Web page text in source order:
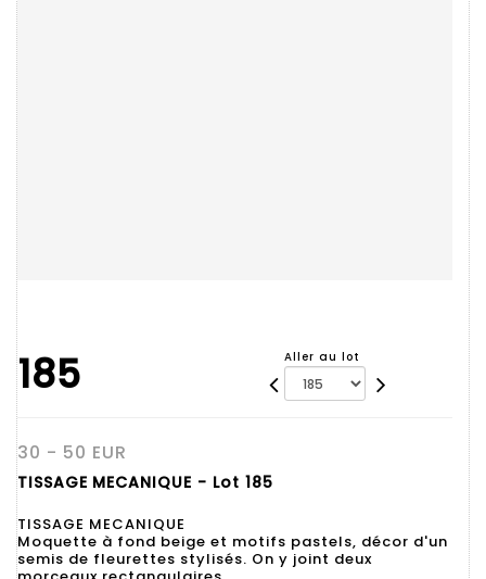
185 Aller au lot
30 - 50 EUR
TISSAGE MECANIQUE - Lot 185
TISSAGE MECANIQUE
Moquette à fond beige et motifs pastels, décor d'un
semis de fleurettes stylisés. On y joint deux